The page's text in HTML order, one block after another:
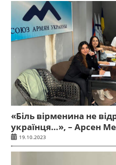
«Біль вірменина не
українця…», – Арсен
19.10.2023